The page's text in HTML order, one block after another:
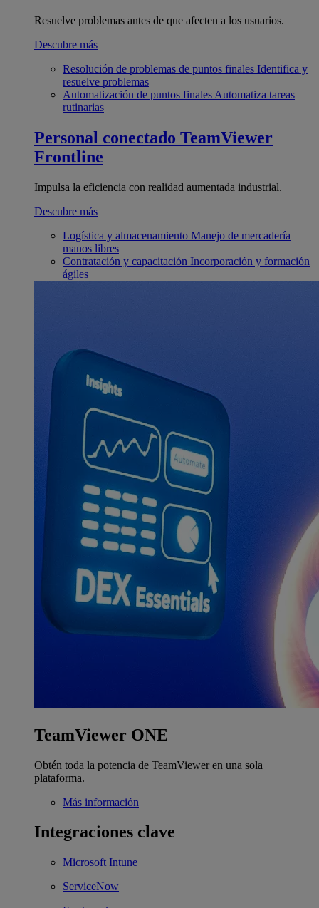
Resuelve problemas antes de que afecten a los usuarios.
Descubre más
Resolución de problemas de puntos finales Identifica y
resuelve problemas
Automatización de puntos finales Automatiza tareas
rutinarias
Personal conectado TeamViewer
Frontline
Impulsa la eficiencia con realidad aumentada industrial.
Descubre más
Logística y almacenamiento Manejo de mercadería
manos libres
Contratación y capacitación Incorporación y formación
ágiles
TeamViewer ONE
Obtén toda la potencia de TeamViewer en una sola
plataforma.
Más información
Integraciones clave
Microsoft Intune
ServiceNow